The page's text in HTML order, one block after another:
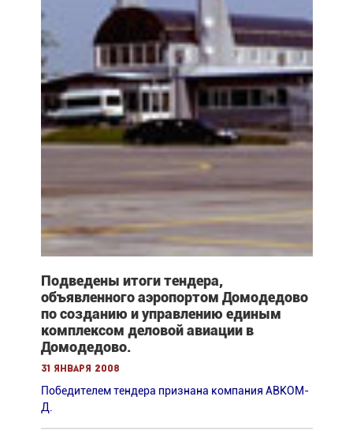
Подведены итоги тендера,
объявленного аэропортом Домодедово
по созданию и управлению единым
комплексом деловой авиации в
Домодедово.
31 января 2008
Победителем тендера признана компания АВКОМ-
Д.